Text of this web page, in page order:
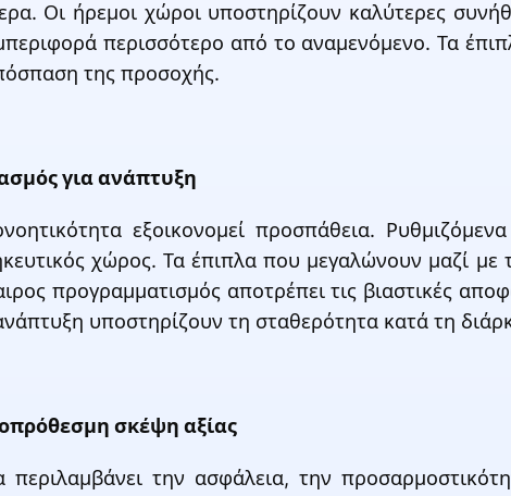
Οι ήρεμοι χώροι υποστηρίζουν καλύτερες
περισσότερο από το αναμενόμενο. Τα
της προσοχής.
για ανάπτυξη
εξοικονομεί προσπάθεια.
χώρος. Τα έπιπλα που μεγαλώνουν μαζί με
προγραμματισμός αποτρέπει τις βιαστικές
υποστηρίζουν τη σταθερότητα κατά τη
σκέψη αξίας
περιλαμβάνει την ασφάλεια, την